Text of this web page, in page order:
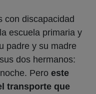
con discapacidad
escuela primaria y
padre y su madre
dos hermanos:
Pero este
transporte que